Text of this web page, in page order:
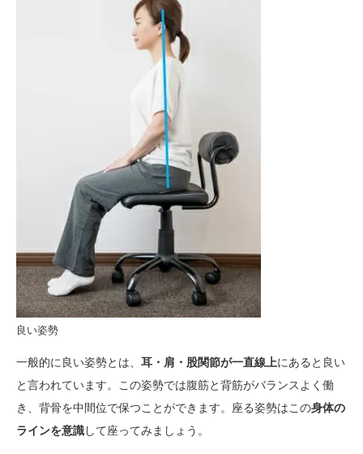
良い姿勢
一般的に良い姿勢とは、 耳・肩・股関節が一直線上にあると良い
と言われています。この姿勢では腹筋と背筋がバランスよく働
き、背骨を中間位で保つことができます。座る姿勢はこの身体の
ラインを意識して座ってみましょう。